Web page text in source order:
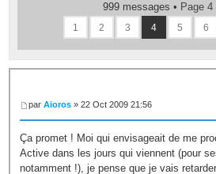
999 messages • Page 4
1 2 3 4 5 6
parAioros » 22 Oct 2009 21:56
Ça promet ! Moi qui envisageait de me
Active dans les jours qui viennent (pour
notamment !), je pense que je vais